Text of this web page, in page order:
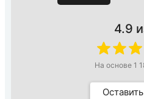
4.9
На основе 1